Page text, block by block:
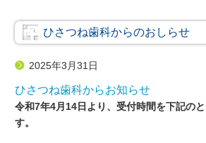
ー
ひさつね歯科からのおしらせ
2025年3月31日
ひさつね歯科からお知らせ
令和7年4月14日より、受付時間を下記の
す。